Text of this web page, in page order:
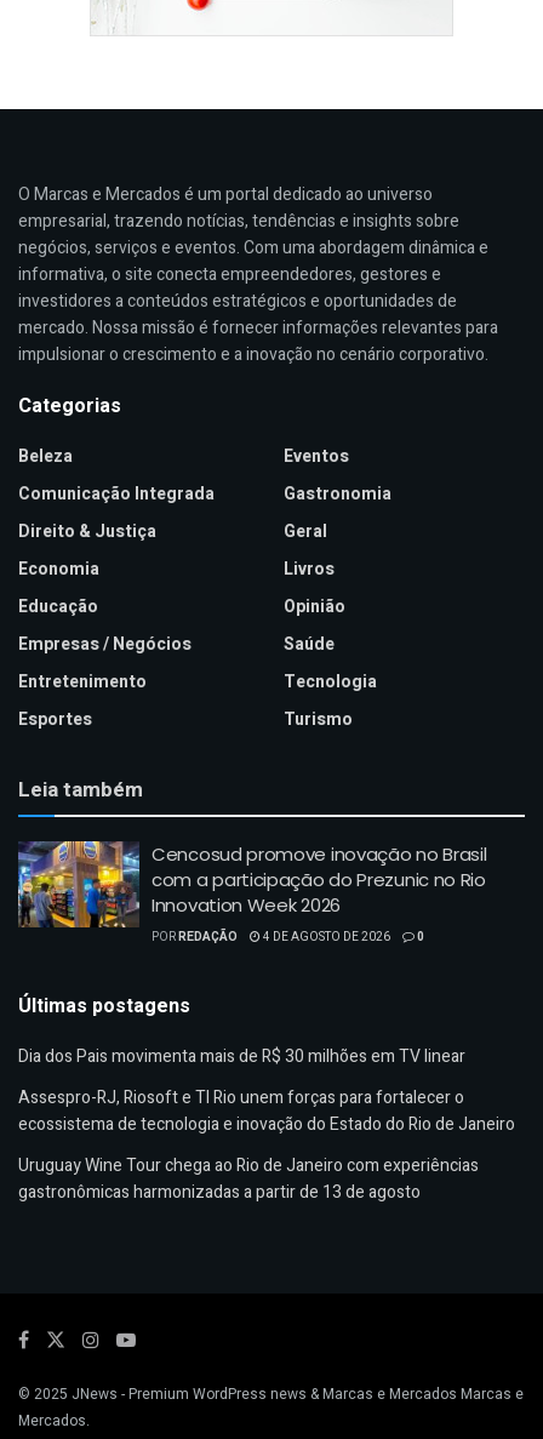
O Marcas e Mercados é um portal dedicado ao universo
empresarial, trazendo notícias, tendências e insights sobre
negócios, serviços e eventos. Com uma abordagem dinâmica e
informativa, o site conecta empreendedores, gestores e
investidores a conteúdos estratégicos e oportunidades de
mercado. Nossa missão é fornecer informações relevantes para
impulsionar o crescimento e a inovação no cenário corporativo.
Categorias
Beleza
Comunicação Integrada
Direito & Justiça
Economia
Educação
Empresas / Negócios
Entretenimento
Esportes
Eventos
Gastronomia
Geral
Livros
Opinião
Saúde
Tecnologia
Turismo
Leia também
Cencosud promove inovação no Brasil
com a participação do Prezunic no Rio
Innovation Week 2026
PORREDAÇÃO 4 DE AGOSTO DE 2026 0
Últimas postagens
Dia dos Pais movimenta mais de R$ 30 milhões em TV linear
Assespro-RJ, Riosoft e TI Rio unem forças para fortalecer o
ecossistema de tecnologia e inovação do Estado do Rio de Janeiro
Uruguay Wine Tour chega ao Rio de Janeiro com experiências
gastronômicas harmonizadas a partir de 13 de agosto
© 2025 JNews - Premium WordPress news & Marcas e Mercados Marcas e
Mercados.